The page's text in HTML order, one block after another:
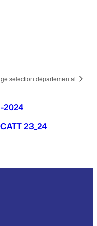
selection départemental
2024
23_24